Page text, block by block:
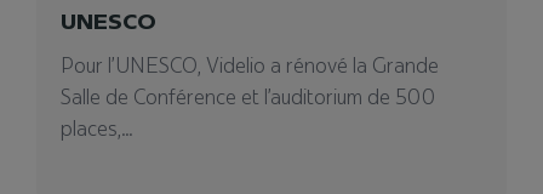
UNESCO
Pour l’UNESCO, Videlio a rénové la Grande
Salle de Conférence et l’auditorium de 500
places,...
pour votre projet événementiel. Vous cherchez
un prestataire ?